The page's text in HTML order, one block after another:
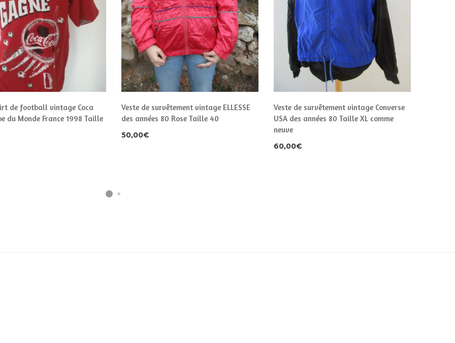
de football vintage Coca
du Monde France 1998 Taille
Veste de survêtement vintage ELLESSE
des années 80 Rose Taille 40
50,00€
Veste de survêtement vintage Converse
USA des années 80 Taille XL comme
neuve
60,00€